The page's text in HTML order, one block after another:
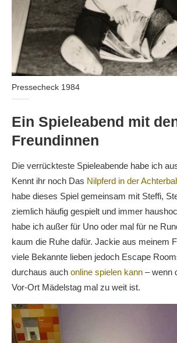
Pressecheck 1984
Ein Spieleabend mit
Freundinnen
Die verrückteste Spieleabende habe ich
Kennt ihr noch Das Nilpferd in der
habe dieses Spiel gemeinsam mit Steffi,
ziemlich häufig gespielt und immer
habe ich außer für Uno oder mal für ne
kaum die Ruhe dafür. Jackie aus meinem
viele Bekannte lieben jedoch Escape
durchaus auch online spielen kann – wenn
Vor-Ort Mädelstag mal zu weit ist.